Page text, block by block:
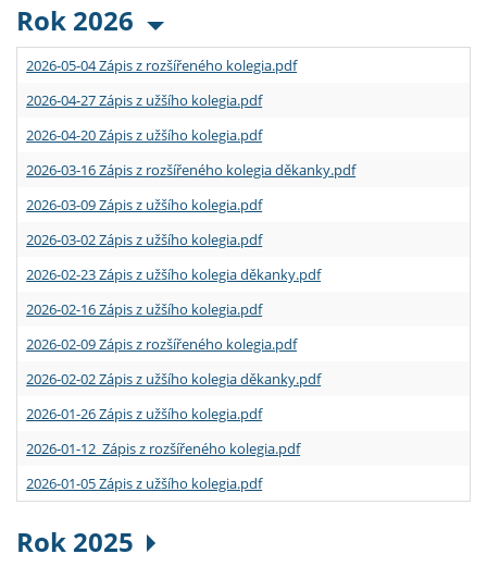
Rok 2026
2026-05-04 Zápis z rozšířeného kolegia.pdf
2026-04-27 Zápis z užšího kolegia.pdf
2026-04-20 Zápis z užšího kolegia.pdf
2026-03-16 Zápis z rozšířeného kolegia děkanky.pdf
2026-03-09 Zápis z užšího kolegia.pdf
2026-03-02 Zápis z užšího kolegia.pdf
2026-02-23 Zápis z užšího kolegia děkanky.pdf
2026-02-16 Zápis z užšího kolegia.pdf
2026-02-09 Zápis z rozšířeného kolegia.pdf
2026-02-02 Zápis z užšího kolegia děkanky.pdf
2026-01-26 Zápis z užšího kolegia.pdf
2026-01-12 Zápis z rozšířeného kolegia.pdf
2026-01-05 Zápis z užšího kolegia.pdf
Rok 2025